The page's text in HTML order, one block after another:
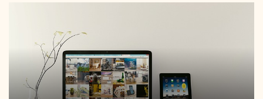
ordenador
formatear?